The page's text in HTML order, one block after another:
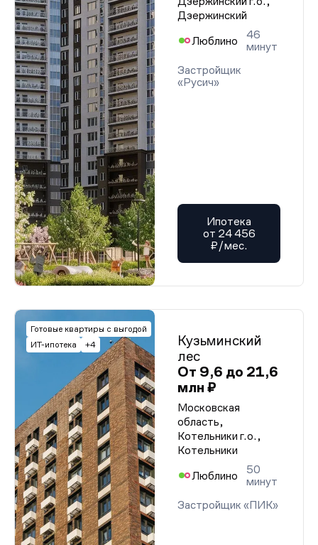
Дзержинский
Люблино
46
минут
Застройщик
«Русич»
Ипотека
от 24 456
₽/мес.
Готовые квартиры с выгодой
ИТ-ипотека
+4
Кузьминский
лес
От 9,6 до 21,6
млн ₽
Московская
область,
Котельники г.о.,
Котельники
Люблино
50
минут
Застройщик «ПИК»